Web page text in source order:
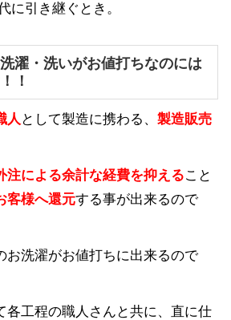
に引き継ぐとき。
濯・洗いがお値打ちなのには
！
人 として製造に携わる、 製造販売
注による余計な経費を抑えること
客様へ還元する事が出来るので
お洗濯がお値打ちに出来るので
各工程の職人さんと共に、直に仕